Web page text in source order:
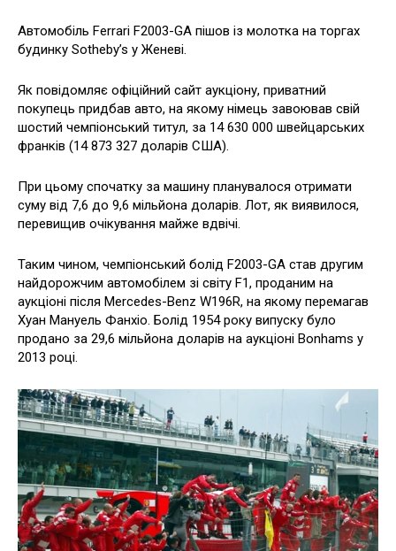
Автомобіль Ferrari F2003-GA пішов із молотка на торгах
будинку Sotheby’s у Женеві.
Як повідомляє офіційний сайт аукціону, приватний
покупець придбав авто, на якому німець завоював свій
шостий чемпіонський титул, за 14 630 000 швейцарських
франків (14 873 327 доларів США).
При цьому спочатку за машину планувалося отримати
суму від 7,6 до 9,6 мільйона доларів. Лот, як виявилося,
перевищив очікування майже вдвічі.
Таким чином, чемпіонський болід F2003-GA став другим
найдорожчим автомобілем зі світу F1, проданим на
аукціоні після Mercedes-Benz W196R, на якому перемагав
Хуан Мануель Фанхіо. Болід 1954 року випуску було
продано за 29,6 мільйона доларів на аукціоні Bonhams у
2013 році.